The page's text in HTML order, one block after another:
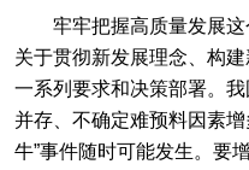
牢牢把握高质量发展这
关于贯彻新发展理念、构
一系列要求和决策部署。
并存、不确定难预料因素增
牛”事件随时可能发生。要